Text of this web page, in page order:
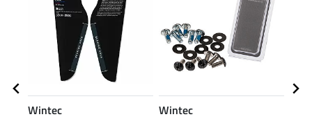
Wintec
Wintec